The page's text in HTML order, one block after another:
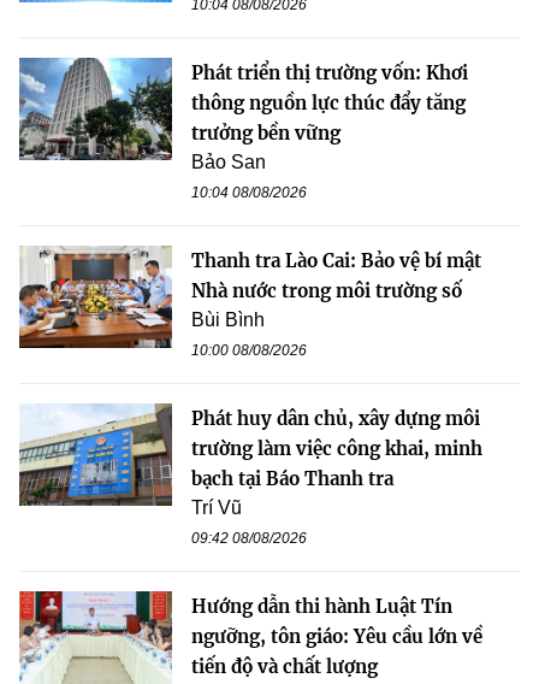
10:04 08/08/2026
Phát triển thị trường vốn: Khơi
thông nguồn lực thúc đẩy tăng
trưởng bền vững
Bảo San
10:04 08/08/2026
Thanh tra Lào Cai: Bảo vệ bí mật
Nhà nước trong môi trường số
Bùi Bình
10:00 08/08/2026
Phát huy dân chủ, xây dựng môi
trường làm việc công khai, minh
bạch tại Báo Thanh tra
Trí Vũ
09:42 08/08/2026
Hướng dẫn thi hành Luật Tín
ngưỡng, tôn giáo: Yêu cầu lớn về
tiến độ và chất lượng